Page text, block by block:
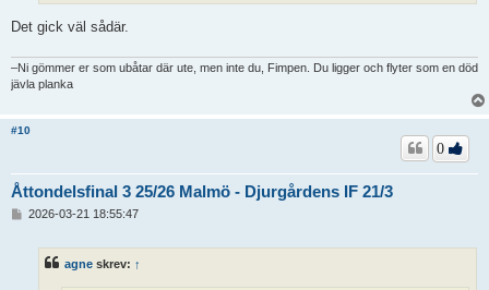
Det gick väl sådär.
–Ni gömmer er som ubåtar där ute, men inte du, Fimpen. Du ligger och flyter som en död
jävla planka
#10
Åttondelsfinal 3 25/26 Malmö - Djurgårdens IF 21/3
0
2026-03-21 18:55:47
agne skrev: ↑